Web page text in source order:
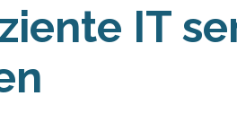
IT